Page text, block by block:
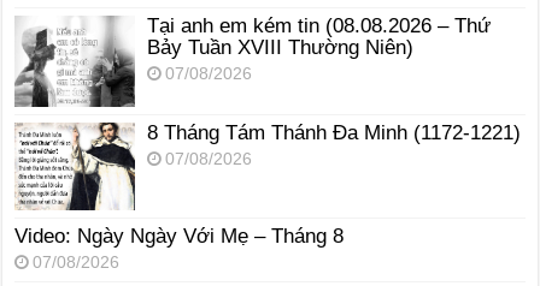
Tại anh em kém tin (08.08.2026 – Thứ
Bảy Tuần XVIII Thường Niên)
07/08/2026
8 Tháng Tám Thánh Ða Minh (1172-1221)
07/08/2026
Video: Ngày Ngày Với Mẹ – Tháng 8
07/08/2026